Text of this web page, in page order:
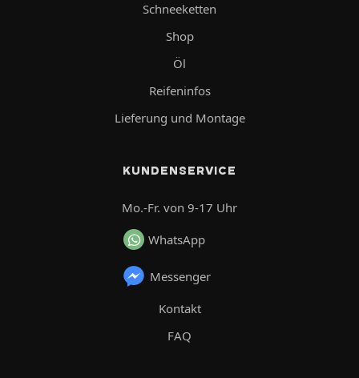
Schneeketten
Shop
Öl
Reifeninfos
Lieferung und Montage
KUNDENSERVICE
Mo.-Fr. von 9-17 Uhr
WhatsApp
Messenger
Kontakt
FAQ